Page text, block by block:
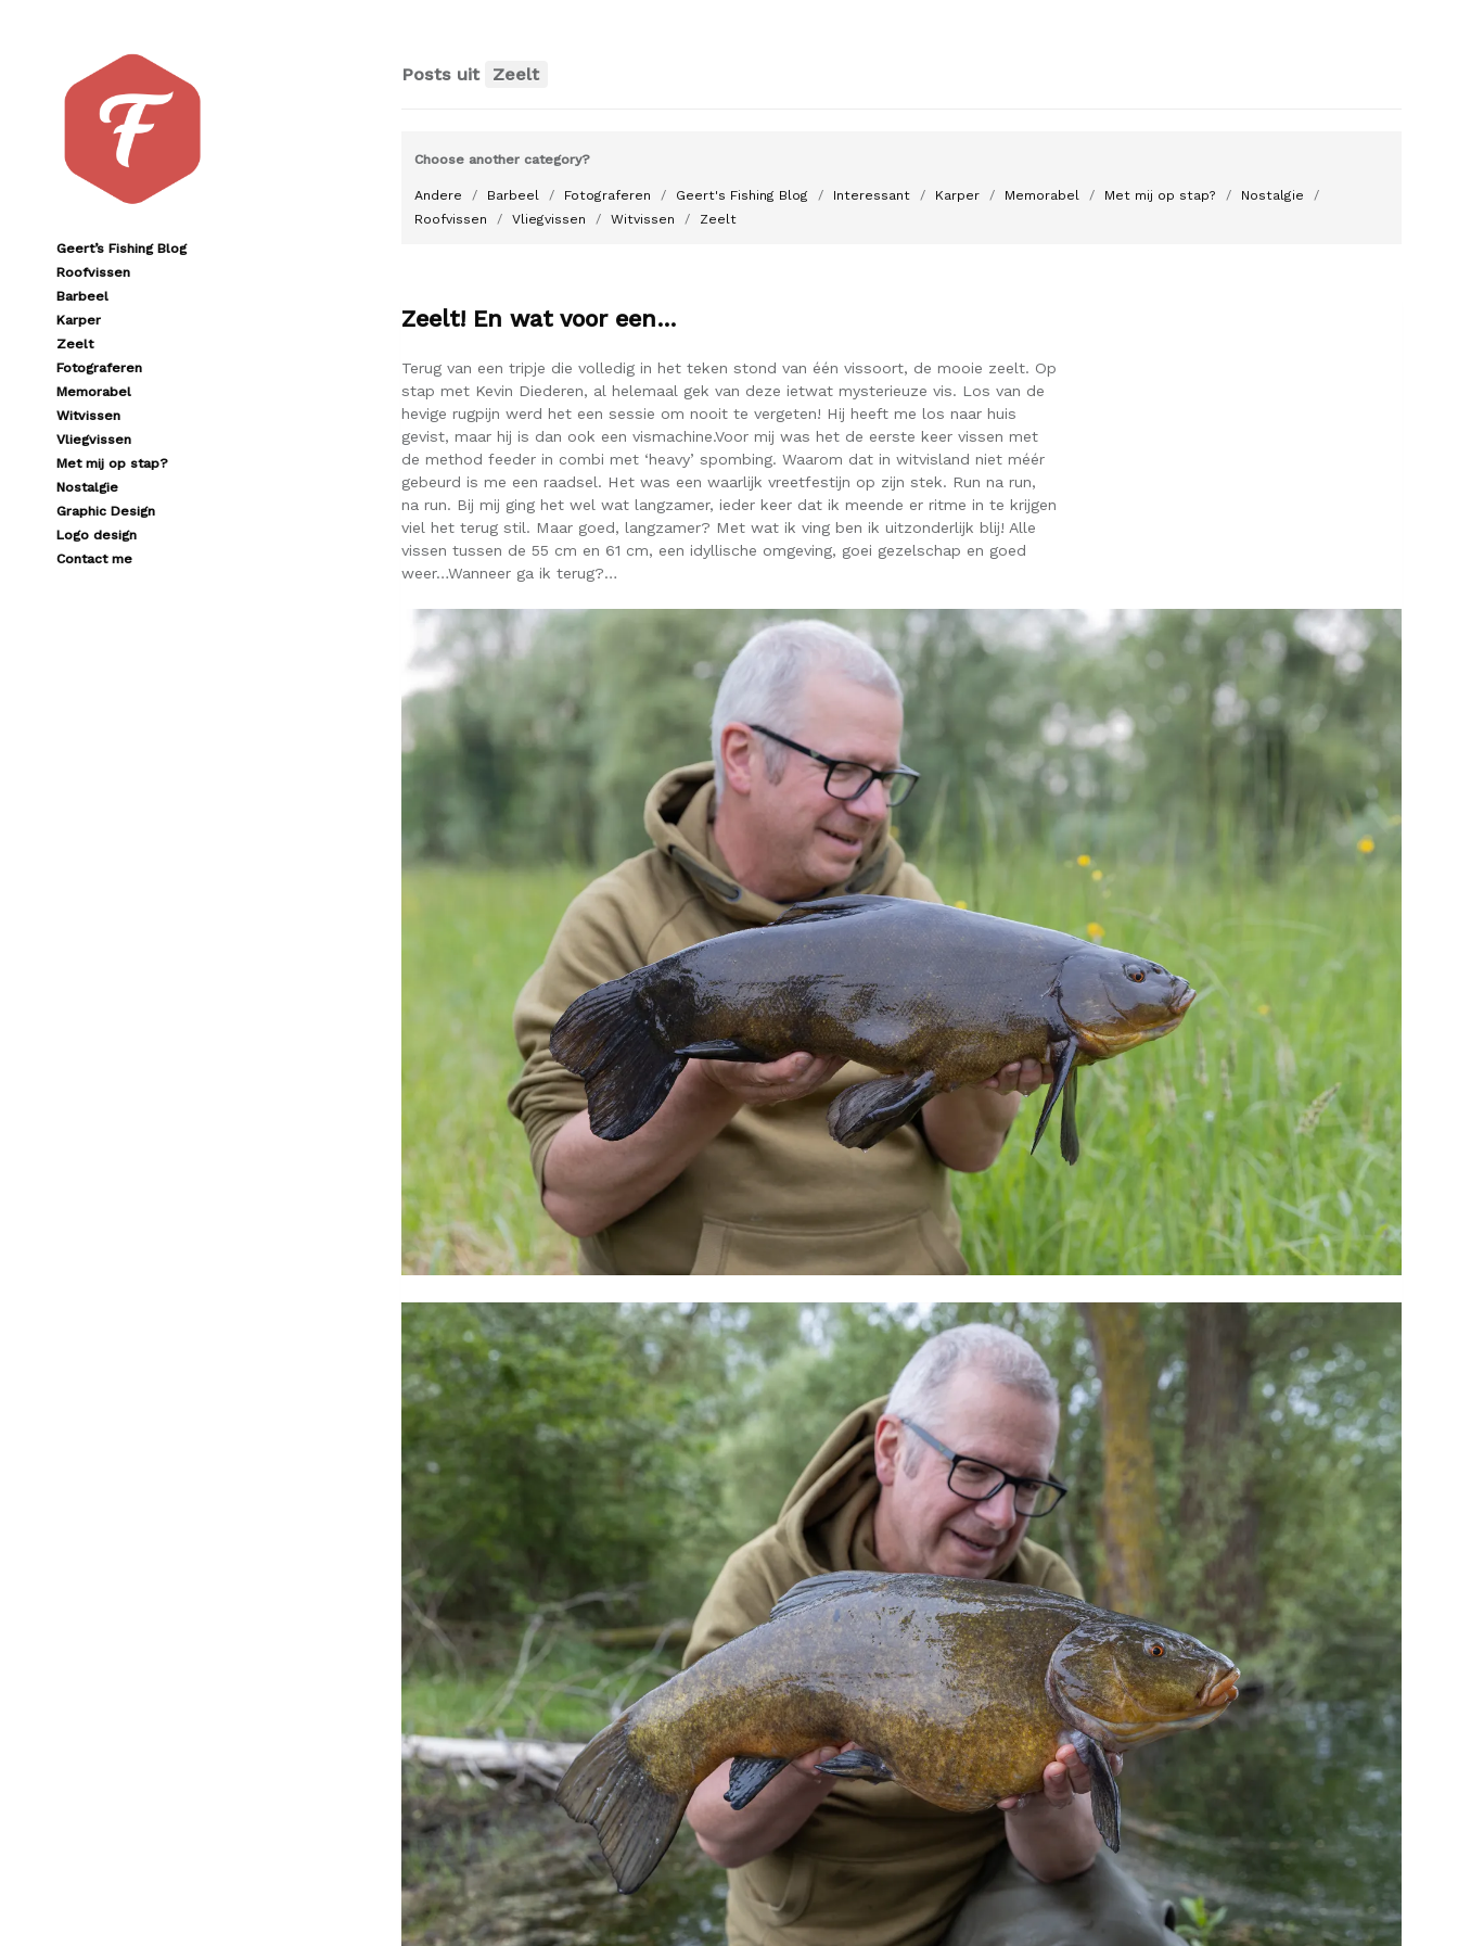
Geert’s Fishing Blog
Roofvissen
Barbeel
Karper
Zeelt
Fotograferen
Memorabel
Witvissen
Vliegvissen
Met mij op stap?
Nostalgie
Graphic Design
Logo design
Contact me
Posts uit Zeelt
Choose another category?
Andere Barbeel Fotograferen Geert's Fishing Blog Interessant Karper Memorabel Met mij op stap?
Nostalgie
Roofvissen
Vliegvissen Witvissen Zeelt
Zeelt! En wat voor een…
Terug van een tripje die volledig in het teken stond van één vissoort, de mooie zeelt. Op
stap met Kevin Diederen, al helemaal gek van deze ietwat mysterieuze vis. Los van de
hevige rugpijn werd het een sessie om nooit te vergeten! Hij heeft me los naar huis
gevist, maar hij is dan ook een vismachine.Voor mij was het de eerste keer vissen met
de method feeder in combi met ‘heavy’ spombing. Waarom dat in witvisland niet méér
gebeurd is me een raadsel. Het was een waarlijk vreetfestijn op zijn stek. Run na run,
na run. Bij mij ging het wel wat langzamer, ieder keer dat ik meende er ritme in te krijgen
viel het terug stil. Maar goed, langzamer? Met wat ik ving ben ik uitzonderlijk blij! Alle
vissen tussen de 55 cm en 61 cm, een idyllische omgeving, goei gezelschap en goed
weer…Wanneer ga ik terug?…